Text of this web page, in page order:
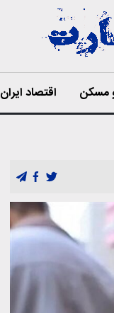
مسکن اقتصاد ایران